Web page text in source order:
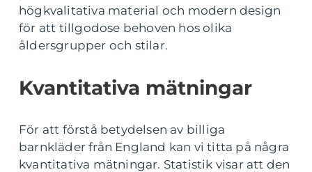
högkvalitativa material och modern design
för att tillgodose behoven hos olika
åldersgrupper och stilar.
Kvantitativa mätningar
För att förstå betydelsen av billiga
barnkläder från England kan vi titta på några
kvantitativa mätningar. Statistik visar att den